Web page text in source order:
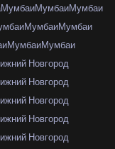
МумбаиМумбаиМумбаи
МумбаиМумбаи
МумбаиМумбаи
Новгород
Новгород
Новгород
Новгород
Новгород